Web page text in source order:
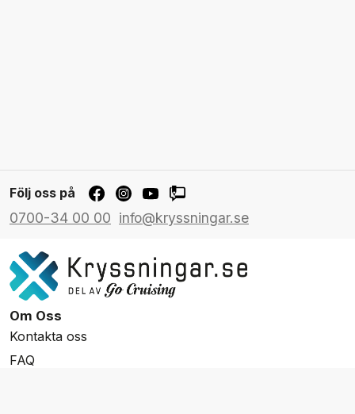
Följ oss på
0700-34 00 00 info@kryssningar.se
Om Oss
Kontakta oss
FAQ